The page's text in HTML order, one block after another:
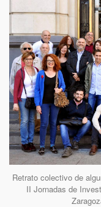
Retrato colectivo de
II Jornadas de